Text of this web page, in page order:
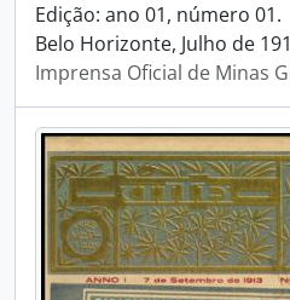
Edição: ano 01, número 01.
Belo Horizonte, Julho de
Imprensa Oficial de Minas